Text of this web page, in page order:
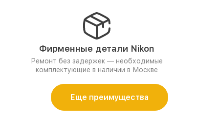
Фирменные детали Nikon
Ремонт без задержек — необходимые
комплектующие в наличии в Москве
Еще преимущества